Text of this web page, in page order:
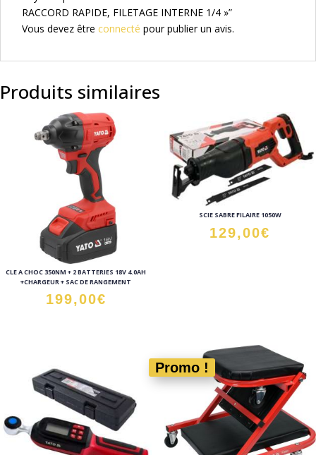
RACCORD RAPIDE, FILETAGE INTERNE 1/4 »”
Vous devez être connecté pour publier un avis.
Produits similaires
CLE A CHOC 350NM + 2 BATTERIES 18V 4.0AH
+CHARGEUR + SAC DE RANGEMENT
199,00€
SCIE SABRE FILAIRE 1050W
129,00€
Promo !